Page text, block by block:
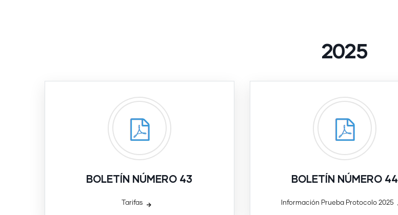
2025
BOLETÍN NÚMERO 43
Tarifas
BOLETÍN NÚMERO 44
Información Prueba Protocolo 2025